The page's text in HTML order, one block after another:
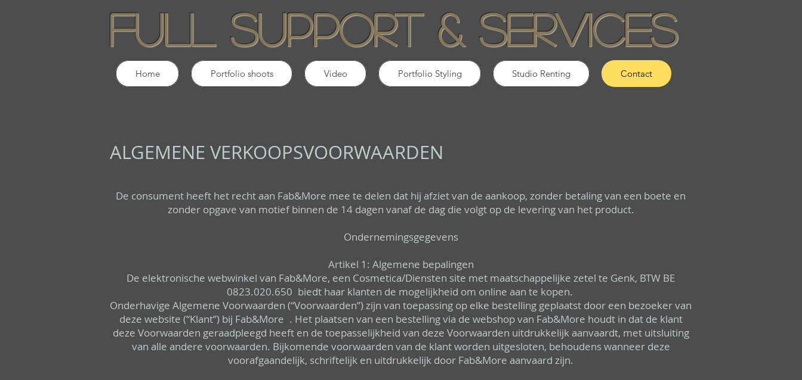
Full support & services
Home Portfolio shoots Video Portfolio Styling Studio Renting Contact
ALGEMENE VERKOOPSVOORWAARDEN
De consument heeft het recht aan Fab&More mee te delen dat hij afziet van de aankoop, zonder betaling van een boete en
zonder opgave van motief binnen de 14 dagen vanaf de dag die volgt op de levering van het product.
Ondernemingsgegevens
Artikel 1: Algemene bepalingen
De elektronische webwinkel van Fab&More, een Cosmetica/Diensten site met maatschappelijke zetel te Genk, BTW BE
0823.020.650 biedt haar klanten de mogelijkheid om online aan te kopen.
Onderhavige Algemene Voorwaarden (“Voorwaarden”) zijn van toepassing op elke bestelling geplaatst door een bezoeker van
deze website (“Klant”) bij Fab&More . Het plaatsen van een bestelling via de webshop van Fab&More houdt in dat de klant
deze Voorwaarden geraadpleegd heeft en de toepasselijkheid van deze Voorwaarden uitdrukkelijk aanvaardt, met uitsluiting
van alle andere voorwaarden. Bijkomende voorwaarden van de klant worden uitgesloten, behoudens wanneer deze
voorafgaandelijk, schriftelijk en uitdrukkelijk door Fab&More aanvaard zijn.